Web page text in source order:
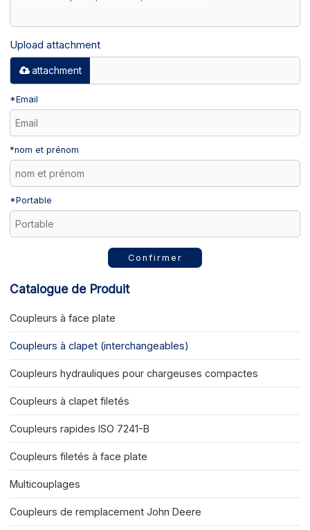
Upload attachment
attachment
*Email
*nom et prénom
*Portable
Confirmer
Catalogue de Produit
Coupleurs à face plate
Coupleurs à clapet (interchangeables)
Coupleurs hydrauliques pour chargeuses compactes
Coupleurs à clapet filetés
Coupleurs rapides ISO 7241-B
Coupleurs filetés à face plate
Multicouplages
Coupleurs de remplacement John Deere